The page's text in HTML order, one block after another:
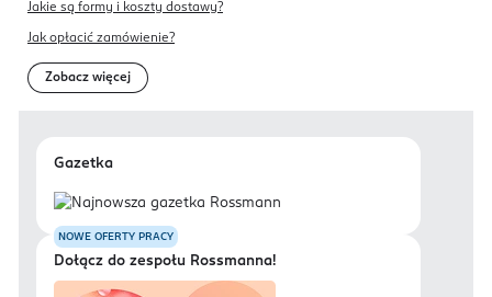
Jakie są formy i koszty dostawy?
Jak opłacić zamówienie?
Zobacz więcej
Gazetka
NOWE OFERTY PRACY
Dołącz do zespołu Rossmanna!